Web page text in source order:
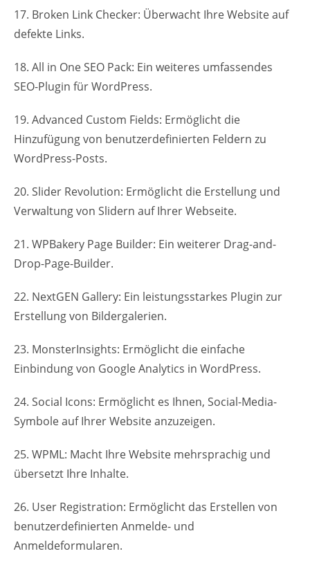
17. Broken Link Checker: Überwacht Ihre Website auf
defekte Links.
18. All in One SEO Pack: Ein weiteres umfassendes
SEO-Plugin für WordPress.
19. Advanced Custom Fields: Ermöglicht die
Hinzufügung von benutzerdefinierten Feldern zu
WordPress-Posts.
20. Slider Revolution: Ermöglicht die Erstellung und
Verwaltung von Slidern auf Ihrer Webseite.
21. WPBakery Page Builder: Ein weiterer Drag-and-
Drop-Page-Builder.
22. NextGEN Gallery: Ein leistungsstarkes Plugin zur
Erstellung von Bildergalerien.
23. MonsterInsights: Ermöglicht die einfache
Einbindung von Google Analytics in WordPress.
24. Social Icons: Ermöglicht es Ihnen, Social-Media-
Symbole auf Ihrer Website anzuzeigen.
25. WPML: Macht Ihre Website mehrsprachig und
übersetzt Ihre Inhalte.
26. User Registration: Ermöglicht das Erstellen von
benutzerdefinierten Anmelde- und
Anmeldeformularen.